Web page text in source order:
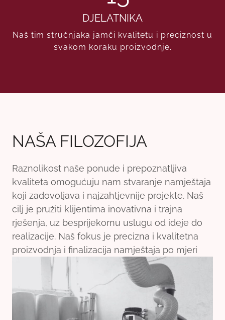
DJELATNIKA
Naš tim stručnjaka jamči kvalitetu i preciznost u
svakom koraku proizvodnje.
NAŠA FILOZOFIJA
Raznolikost naše ponude i prepoznatljiva
kvaliteta omogućuju nam stvaranje namještaja
koji zadovoljava i najzahtjevnije projekte. Naš
cilj je pružiti klijentima inovativna i trajna
rješenja, uz besprijekornu uslugu od ideje do
realizacije. Naš fokus je precizna i kvalitetna
proizvodnja i finalizacija namještaja po mjeri